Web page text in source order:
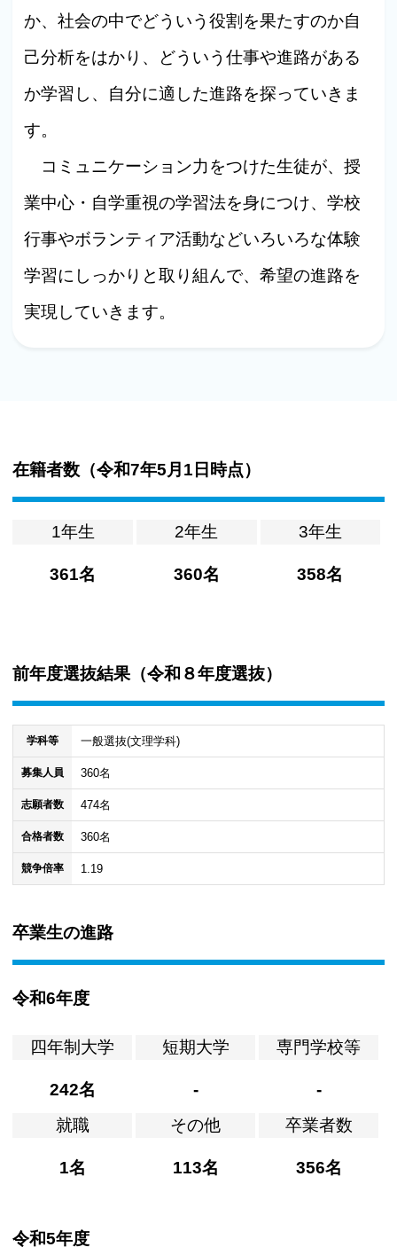
か、社会の中でどういう役割を果たすのか自
己分析をはかり、どういう仕事や進路がある
か学習し、自分に適した進路を探っていきま
す。
コミュニケーション力をつけた生徒が、授
業中心・自学重視の学習法を身につけ、学校
行事やボランティア活動などいろいろな体験
学習にしっかりと取り組んで、希望の進路を
実現していきます。
在籍者数（令和7年5月1日時点）
1年生
361名
2年生
360名
3年生
358名
前年度選抜結果（令和８年度選抜）
学科等 一般選抜(文理学科)
募集人員 360名
志願者数 474名
合格者数 360名
競争倍率 1.19
卒業生の進路
令和6年度
四年制大学
242名
短期大学
-
専門学校等
-
就職
1名
その他
113名
卒業者数
356名
令和5年度